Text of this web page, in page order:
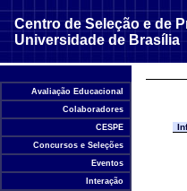
Centro de Seleção e de
Universidade de Brasília
Avaliação Educacional
Colaboradores
CESPE
Concursos e Seleções
Eventos
Interação